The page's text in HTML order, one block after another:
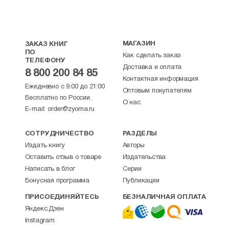
Молитва о даровании молитвы — 518
Молитва в день рождения — 518
Молитва в день Нового года — 519
Молитва ко Пресвятой Богородице
Молитва перед выходом из дома, святителя
Иоанна Златоуста — 521
Молитва идущего в церковь — 521
Симеона Нового Богослова — 522
После исповедания грехов — 523
Варсануфия Великого — 523
Молитва благодарственная, приносимая после
Божественной литургии — 524
Молитва на принятие просфоры и святой
Молитва перед принятием пищи — 525
Молитва на благословение пищи и пития — 525
ЗАКАЗ КНИГ
ПО
ТЕЛЕФОНУ
8 800 200 84 85
Ежедневно с 9:00 до 21:00
Бесплатно по России.
E-mail: order@zyorna.ru
МАГАЗИН
Как сделать заказ
Доставка и оплата
Контактная информация
Оптовым покупателям
О нас
СОТРУДНИЧЕСТВО
Издать книгу
Оставить отзыв о товаре
Написать в блог
Бонусная программа
РАЗДЕЛЫ
Авторы
Издательства
Серии
Публикации
ПРИСОЕДИНЯЙТЕСЬ
Яндекс.Дзен
Instagram
БЕЗНАЛИЧНАЯ ОПЛАТА